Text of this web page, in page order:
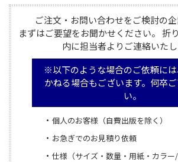
ご注文・お問い合わせをご検討の
まずはご要望をお聞かせください。 折
内に担当者よりご連絡いたし
※以下のような場合のご依頼に
かねる場合もございます。何卒
い。
個人のお客様（自費出版を除く）
お急ぎでのお見積り依頼
仕様（サイズ・数量・用紙・カラー